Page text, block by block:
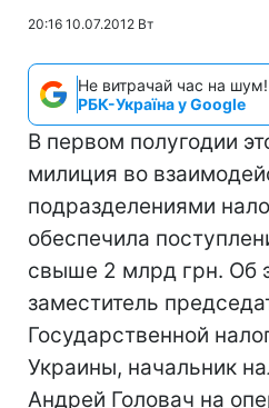
20:16 10.07.2012 Вт
Не витрачай час на шум!
РБК-Україна у Google
В первом полугодии
милиция во
подразделениями
обеспечила
свыше 2 млрд грн. Об
заместитель
Государственной
Украины, начальник
Андрей Головач на